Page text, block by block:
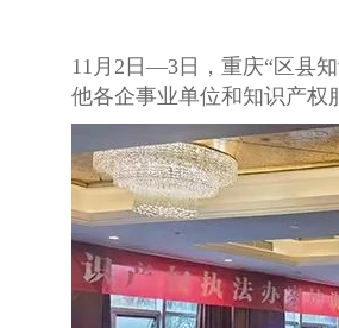
11月2日—3日，重庆“区县
他各企事业单位和知识产权